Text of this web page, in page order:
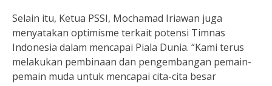
Selain itu, Ketua PSSI, Mochamad Iriawan juga
menyatakan optimisme terkait potensi Timnas
Indonesia dalam mencapai Piala Dunia. “Kami terus
melakukan pembinaan dan pengembangan pemain-
pemain muda untuk mencapai cita-cita besar